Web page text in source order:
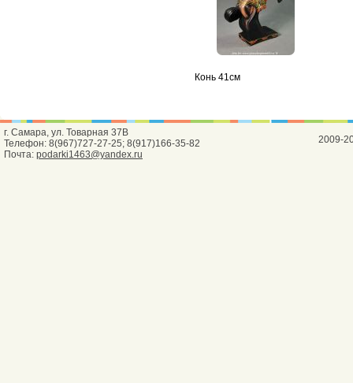
Конь 41см
г. Самара, ул. Товарная 37В
Телефон: 8(967)727-27-25; 8(917)166-35-82
Почта: podarki1463@yandex.ru
2009-